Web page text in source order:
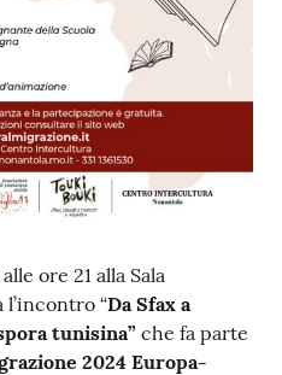
ore 21 alla Sala
“Da Sfax a
tunisina” che fa parte
2024 Europa-